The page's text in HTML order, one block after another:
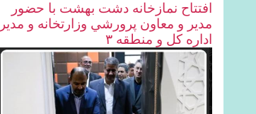
افتتاح نمازخانه دشت بهشت با حضور
مدير و معاون پرورشي وزارتخانه و مدير
اداره كل و منطقه ٣